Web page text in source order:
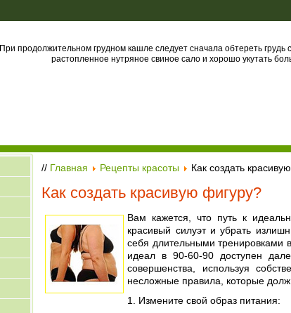
При продолжительном грудном кашле следует сначала обтереть грудь
растопленное нутряное свиное сало и хорошо укутать
// Главная Рецепты красоты Как создать
Как создать красивую фигуру?
Вам кажется, что путь к
красивый силуэт и убрать
себя длительными тренировками
идеал в 90-60-90 доступен
совершенства, используя
несложные правила, которые
1. Измените свой образ питания: